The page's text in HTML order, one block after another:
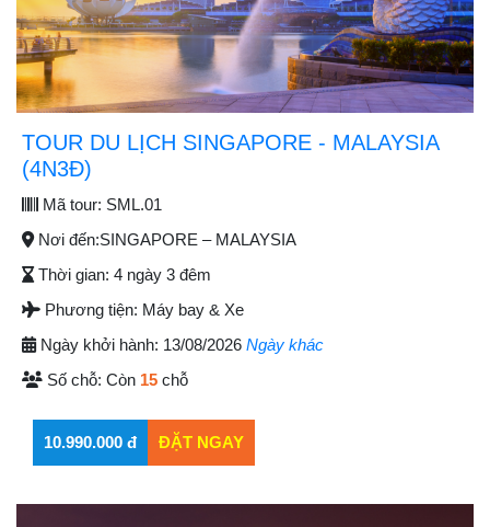
TOUR DU LỊCH SINGAPORE - MALAYSIA
(4N3Đ)
Mã tour: SML.01
Nơi đến:SINGAPORE – MALAYSIA
Thời gian: 4 ngày 3 đêm
Phương tiện: Máy bay & Xe
Ngày khởi hành: 13/08/2026 Ngày khác
Số chỗ: Còn 15 chỗ